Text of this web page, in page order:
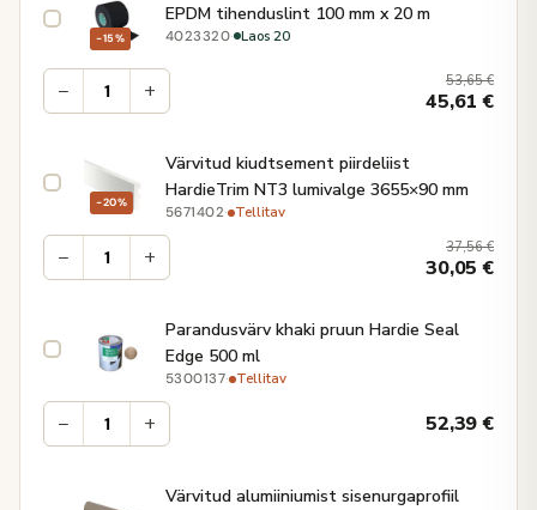
−15%
EPDM tihenduslint 100 mm x 20 m
4023320· Laos 20
− + 53,65€
45,61€
−20%
Värvitud kiudtsement piirdeliist
HardieTrim NT3 lumivalge 3655×90 mm
5671402· Tellitav
− + 37,56€
30,05€
Parandusvärv khaki pruun Hardie Seal
Edge 500 ml
5300137· Tellitav
− + 52,39€
Värvitud alumiiniumist sisenurgaprofiil